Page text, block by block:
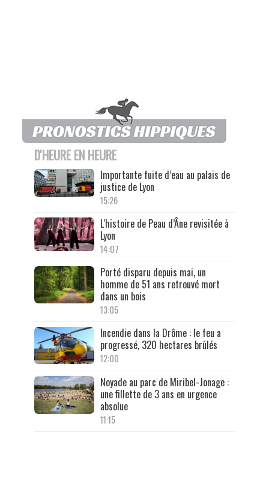
D'HEURE EN HEURE
Importante fuite d’eau au palais de
justice de Lyon
15:26
L'histoire de Peau d’Âne revisitée à
Lyon
14:07
Porté disparu depuis mai, un
homme de 51 ans retrouvé mort
dans un bois
13:05
Incendie dans la Drôme : le feu a
progressé, 320 hectares brûlés
12:00
Noyade au parc de Miribel-Jonage :
une fillette de 3 ans en urgence
absolue
11:15